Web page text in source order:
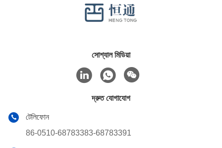
সোশ্যাল মিডিয়া
দ্রুত যোগাযোগ
টেলিফোন
86-0510-68783383-68783391